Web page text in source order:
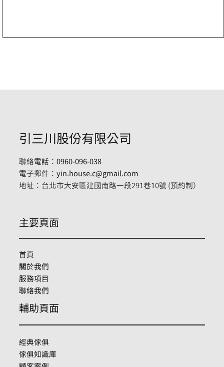
引三川股份有限公司
聯絡電話： 0960-096-038
電子郵件： yin.house.c@gmail.com
地址：台北市大安區建國南路一段291巷10號 (預約制）
主要頁面
首頁
關於我們
服務項目
聯絡我們
輔助頁面
經典傢俱
傢俱知識庫